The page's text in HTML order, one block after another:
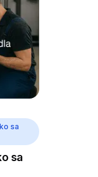
sa
sa